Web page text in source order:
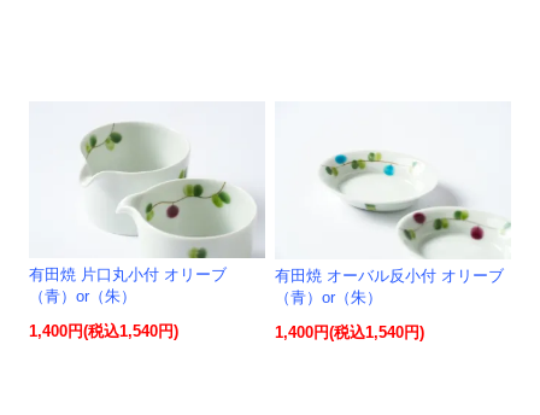
有田焼 片口丸小付 オリーブ
（青）or（朱）
1,400円(税込1,540円)
有田焼 オーバル反小付 オリーブ
（青）or（朱）
1,400円(税込1,540円)